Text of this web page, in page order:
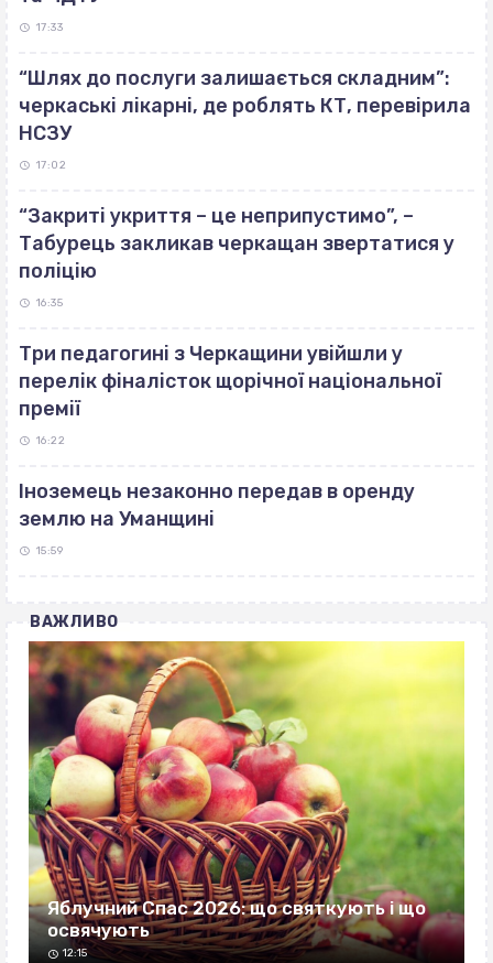
17:33
“Шлях до послуги залишається складним”:
черкаські лікарні, де роблять КТ, перевірила
НСЗУ
17:02
“Закриті укриття – це неприпустимо”, –
Табурець закликав черкащан звертатися у
поліцію
16:35
Три педагогині з Черкащини увійшли у
перелік фіналісток щорічної національної
премії
16:22
Іноземець незаконно передав в оренду
землю на Уманщині
15:59
ВАЖЛИВО
Яблучний Спас 2026: що святкують і що
освячують
12:15